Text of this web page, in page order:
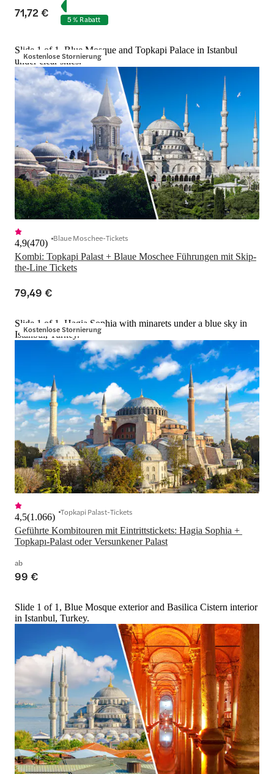
71,72 € 5 % Rabatt
Kostenlose Stornierung
Slide 1 of 1, Blue Mosque and Topkapi Palace in Istanbul
under clear skies.
Kombi: Topkapi Palast + Blaue Moschee Führungen mit Skip-
the-Line Tickets
4,9(470) Blaue Moschee-Tickets
79,49 €
Kostenlose Stornierung
Slide 1 of 1, Hagia Sophia with minarets under a blue sky in
Istanbul, Turkey.
Geführte Kombitouren mit Eintrittstickets: Hagia Sophia +
Topkapı-Palast oder Versunkener Palast
4,5(1.066) Topkapi Palast-Tickets
ab
99 €
Slide 1 of 1, Blue Mosque exterior and Basilica Cistern interior
in Istanbul, Turkey.